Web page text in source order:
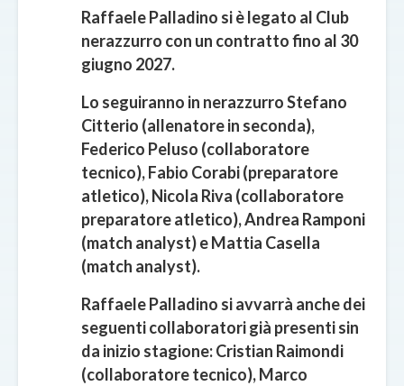
Raffaele Palladino si è legato al Club
nerazzurro con un contratto fino al 30
giugno 2027.
Lo seguiranno in nerazzurro Stefano
Citterio (allenatore in seconda),
Federico Peluso (collaboratore
tecnico), Fabio Corabi (preparatore
atletico), Nicola Riva (collaboratore
preparatore atletico), Andrea Ramponi
(match analyst) e Mattia Casella
(match analyst).
Raffaele Palladino si avvarrà anche dei
seguenti collaboratori già presenti sin
da inizio stagione: Cristian Raimondi
(collaboratore tecnico), Marco